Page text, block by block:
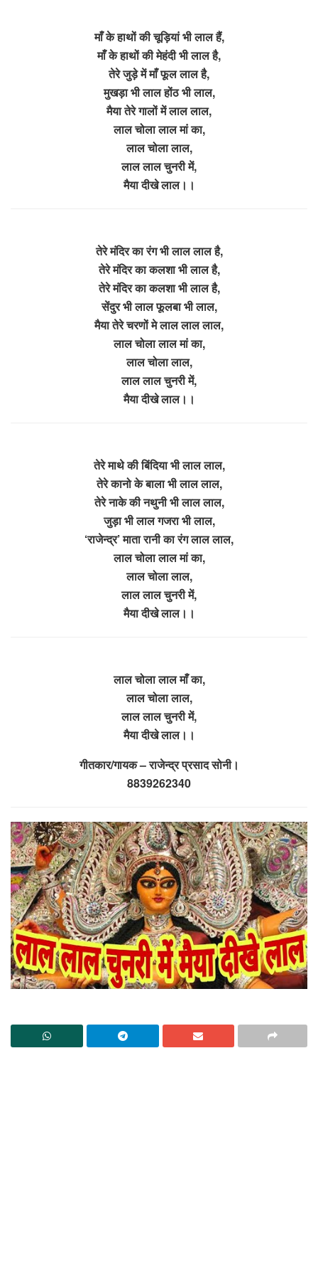
माँ के हाथों की चूड़ियां भी लाल हैं,
माँ के हाथों की मेहंदी भी लाल है,
तेरे जुड़े में माँ फूल लाल है,
मुखड़ा भी लाल होंठ भी लाल,
मैया तेरे गालों में लाल लाल,
लाल चोला लाल मां का,
लाल चोला लाल,
लाल लाल चुनरी में,
मैया दीखे लाल।।
तेरे मंदिर का रंग भी लाल लाल है,
तेरे मंदिर का कलशा भी लाल है,
तेरे मंदिर का कलशा भी लाल है,
सेंदुर भी लाल फूलबा भी लाल,
मैया तेरे चरणों मे लाल लाल लाल,
लाल चोला लाल मां का,
लाल चोला लाल,
लाल लाल चुनरी में,
मैया दीखे लाल।।
तेरे माथे की बिंदिया भी लाल लाल,
तेरे कानो के बाला भी लाल लाल,
तेरे नाके की नथुनी भी लाल लाल,
जुड़ा भी लाल गजरा भी लाल,
‘राजेन्द्र’ माता रानी का रंग लाल लाल,
लाल चोला लाल मां का,
लाल चोला लाल,
लाल लाल चुनरी में,
मैया दीखे लाल।।
लाल चोला लाल माँ का,
लाल चोला लाल,
लाल लाल चुनरी में,
मैया दीखे लाल।।
गीतकार/गायक – राजेन्द्र प्रसाद सोनी।
8839262340